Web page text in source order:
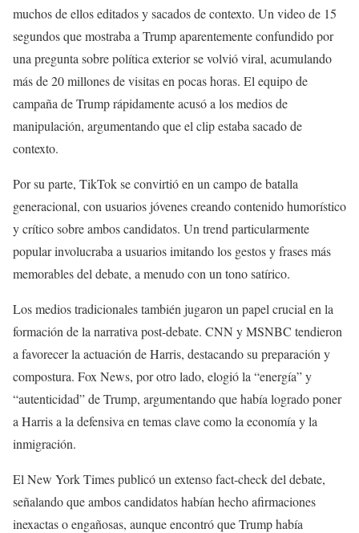
muchos de ellos editados y sacados de contexto. Un video de 15
segundos que mostraba a Trump aparentemente confundido por
una pregunta sobre política exterior se volvió viral, acumulando
más de 20 millones de visitas en pocas horas. El equipo de
campaña de Trump rápidamente acusó a los medios de
manipulación, argumentando que el clip estaba sacado de
contexto.
Por su parte, TikTok se convirtió en un campo de batalla
generacional, con usuarios jóvenes creando contenido humorístico
y crítico sobre ambos candidatos. Un trend particularmente
popular involucraba a usuarios imitando los gestos y frases más
memorables del debate, a menudo con un tono satírico.
Los medios tradicionales también jugaron un papel crucial en la
formación de la narrativa post-debate. CNN y MSNBC tendieron
a favorecer la actuación de Harris, destacando su preparación y
compostura. Fox News, por otro lado, elogió la “energía” y
“autenticidad” de Trump, argumentando que había logrado poner
a Harris a la defensiva en temas clave como la economía y la
inmigración.
El New York Times publicó un extenso fact-check del debate,
señalando que ambos candidatos habían hecho afirmaciones
inexactas o engañosas, aunque encontró que Trump había